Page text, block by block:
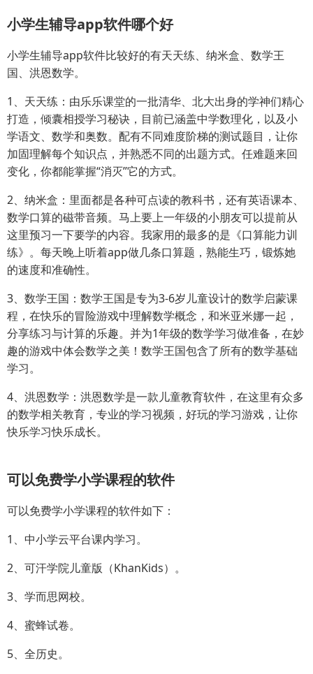
小学生辅导app软件哪个好
小学生辅导app软件比较好的有天天练、纳米盒、数学王
国、洪恩数学。
1、天天练：由乐乐课堂的一批清华、北大出身的学神们精心
打造，倾囊相授学习秘诀，目前已涵盖中学数理化，以及小
学语文、数学和奥数。配有不同难度阶梯的测试题目，让你
加固理解每个知识点，并熟悉不同的出题方式。任难题来回
变化，你都能掌握“消灭”它的方式。
2、纳米盒：里面都是各种可点读的教科书，还有英语课本、
数学口算的磁带音频。马上要上一年级的小朋友可以提前从
这里预习一下要学的内容。我家用的最多的是《口算能力训
练》。每天晚上听着app做几条口算题，熟能生巧，锻炼她
的速度和准确性。
3、数学王国：数学王国是专为3-6岁儿童设计的数学启蒙课
程，在快乐的冒险游戏中理解数学概念，和米亚米娜一起，
分享练习与计算的乐趣。并为1年级的数学学习做准备，在妙
趣的游戏中体会数学之美！数学王国包含了所有的数学基础
学习。
4、洪恩数学：洪恩数学是一款儿童教育软件，在这里有众多
的数学相关教育，专业的学习视频，好玩的学习游戏，让你
快乐学习快乐成长。
可以免费学小学课程的软件
可以免费学小学课程的软件如下：
1、中小学云平台课内学习。
2、可汗学院儿童版（KhanKids）。
3、学而思网校。
4、蜜蜂试卷。
5、全历史。